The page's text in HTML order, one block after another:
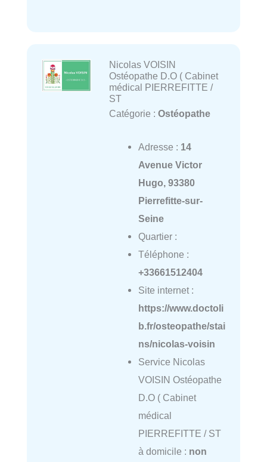
Nicolas VOISIN
Ostéopathe D.O ( Cabinet
médical PIERREFITTE /
ST
Catégorie : Ostéopathe
Adresse : 14
Avenue Victor
Hugo, 93380
Pierrefitte-sur-
Seine
Quartier :
Téléphone :
+33661512404
Site internet :
https://www.doctoli
b.fr/osteopathe/stai
ns/nicolas-voisin
Service Nicolas
VOISIN Ostéopathe
D.O ( Cabinet
médical
PIERREFITTE / ST
à domicile : non